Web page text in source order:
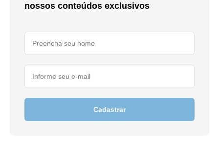
nossos conteúdos exclusivos
Cadastrar